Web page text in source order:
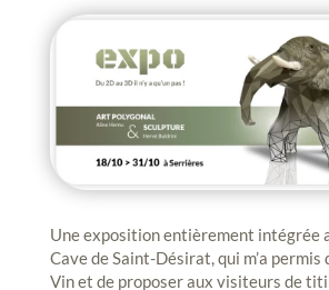
Une exposition entièrement intégrée
Cave de Saint-Désirat, qui m’a permis
Vin et de proposer aux visiteurs de